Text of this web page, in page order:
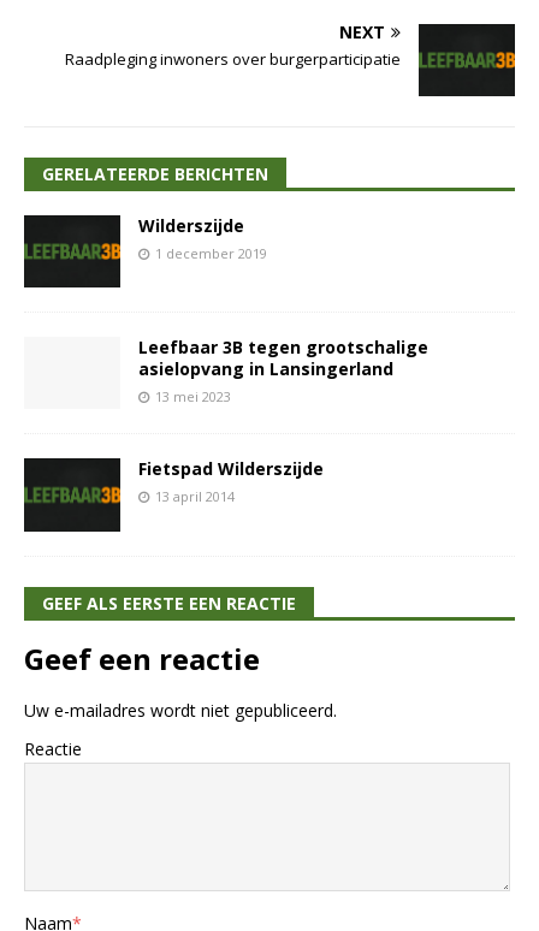
NEXT
Raadpleging inwoners over burgerparticipatie
GERELATEERDE BERICHTEN
Wilderszijde
1 december 2019
Leefbaar 3B tegen grootschalige
asielopvang in Lansingerland
13 mei 2023
Fietspad Wilderszijde
13 april 2014
GEEF ALS EERSTE EEN REACTIE
Geef een reactie
Uw e-mailadres wordt niet gepubliceerd.
Reactie
Naam*